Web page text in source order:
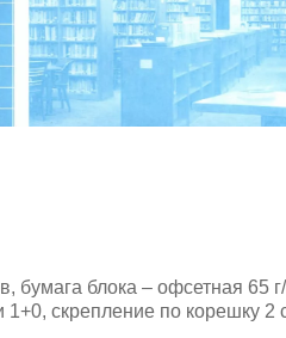
бумага блока – офсетная 65
1+0, скрепление по корешку 2